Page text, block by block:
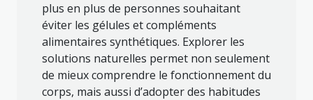
plus en plus de personnes souhaitant
éviter les gélules et compléments
alimentaires synthétiques. Explorer les
solutions naturelles permet non seulement
de mieux comprendre le fonctionnement du
corps, mais aussi d’adopter des habitudes